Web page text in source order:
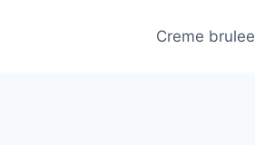
Creme brulee